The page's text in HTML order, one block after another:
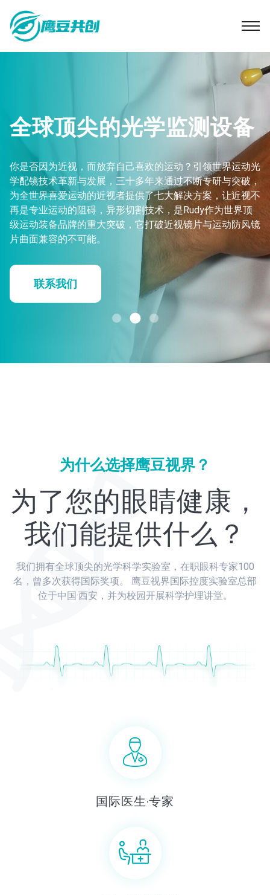
全球顶尖的光学监测设备
你是否因为近视，而放弃自己喜欢的运动？引领世界运动光
学配镜技术革新与发展，三十多年来通过不断专研与突破，
为全世界喜爱运动的近视者提供了七大解决方案，让近视不
再是专业运动的阻碍，异形切割技术，是Rudy作为世界顶
级运动装备品牌的重大突破，它打破近视镜片与运动防风镜
片曲面兼容的不可能。
联系我们
为什么选择鹰豆视界？
为了您的眼睛健康，
我们能提供什么？
我们拥有全球顶尖的光学科学实验室，在职眼科专家100
名，曾多次获得国际奖项。
鹰豆视界国际控度实验室总部
位于中国·西安，并为校园开展科学护理讲堂。
国际医生·专家